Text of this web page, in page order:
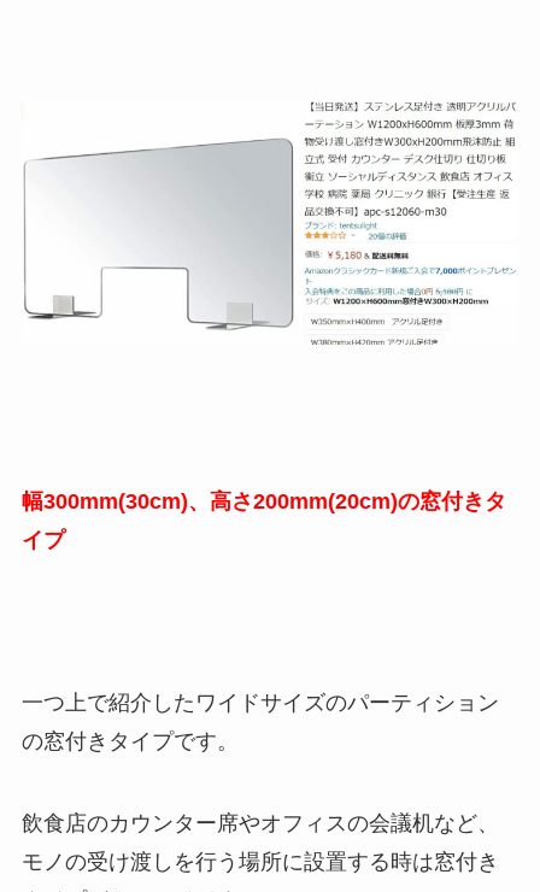
幅300mm(30cm)、高さ200mm(20cm)の窓付きタ
イプ
一つ上で紹介したワイドサイズのパーティション
の窓付きタイプです。
飲食店のカウンター席やオフィスの会議机など、
モノの受け渡しを行う場所に設置する時は窓付き